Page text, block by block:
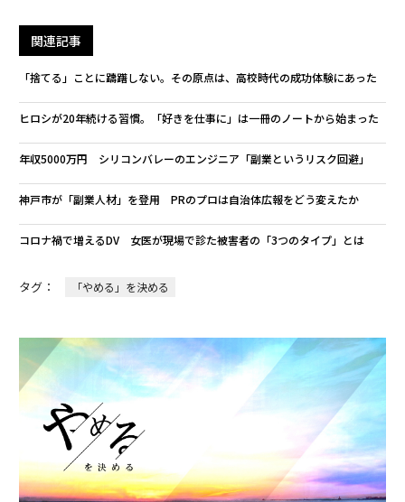
関連記事
「捨てる」ことに躊躇しない。その原点は、高校時代の成功体験にあった
ヒロシが20年続ける習慣。「好きを仕事に」は一冊のノートから始まった
年収5000万円 シリコンバレーのエンジニア「副業というリスク回避」
神戸市が「副業人材」を登用 PRのプロは自治体広報をどう変えたか
コロナ禍で増えるDV 女医が現場で診た被害者の「3つのタイプ」とは
タグ： 「やめる」を決める